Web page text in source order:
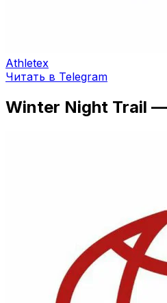
Athletex
Читать в Telegram
Winter Night Trail —